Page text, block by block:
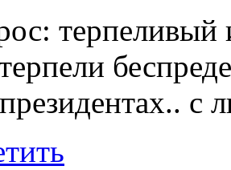
терпеливый
с